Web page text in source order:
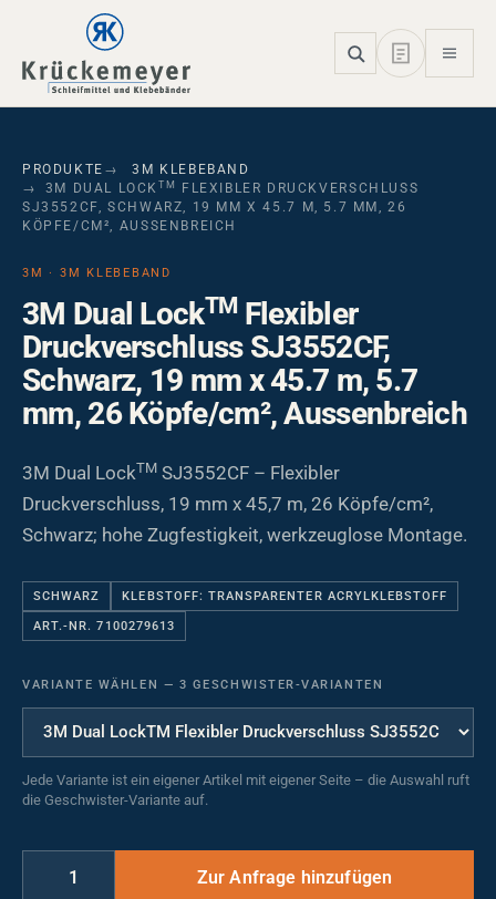
Skip to main navigation
Skip to main content
Skip to page footer
PRODUKTE
3M KLEBEBAND
3M DUAL LOCK TM
FLEXIBLER DRUCKVERSCHLUSS
SJ3552CF, SCHWARZ, 19 MM X 45.7 M, 5.7 MM, 26
KÖPFE/CM², AUSSENBREICH
3M · 3M KLEBEBAND
3M Dual LockTMFlexibler
Druckverschluss SJ3552CF,
Schwarz, 19 mm x 45.7 m, 5.7
mm, 26 Köpfe/cm², Aussenbreich
3M Dual LockTM SJ3552CF – Flexibler
Druckverschluss, 19 mm x 45,7 m, 26 Köpfe/cm²,
Schwarz; hohe Zugfestigkeit, werkzeuglose Montage.
SCHWARZ KLEBSTOFF: TRANSPARENTER ACRYLKLEBSTOFF
ART.-NR. 7100279613
VARIANTE WÄHLEN — 3 GESCHWISTER-VARIANTEN
Jede Variante ist ein eigener Artikel mit eigener Seite – die Auswahl ruft
die Geschwister-Variante auf.